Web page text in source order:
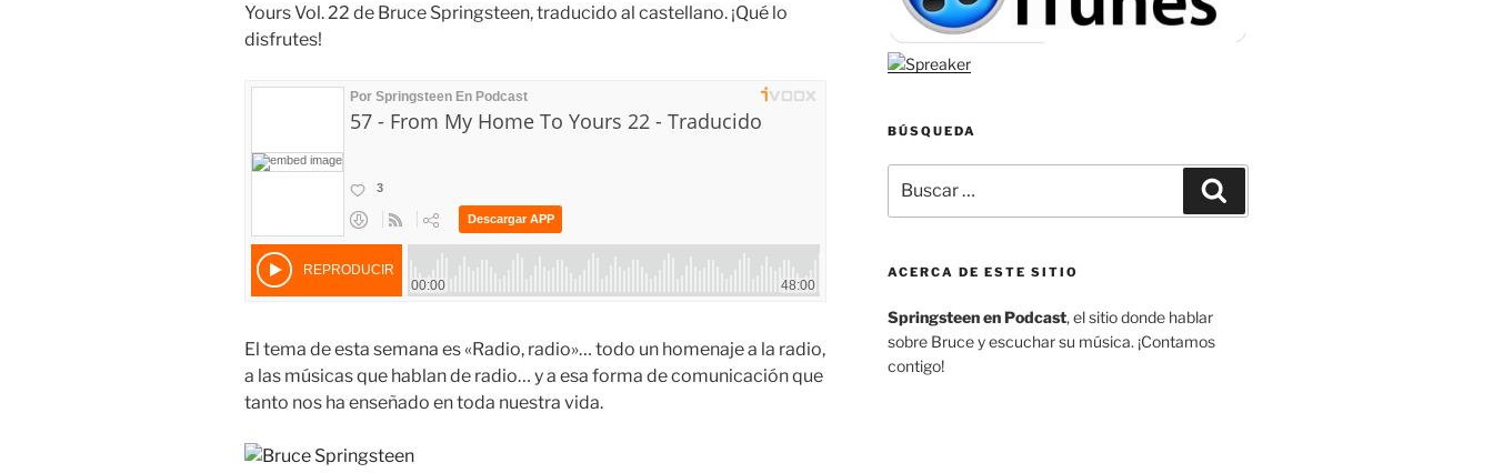
Yours Vol. 22 de Bruce Springsteen, traducido al castellano. ¡Qué lo
disfrutes!
El tema de esta semana es «Radio, radio»… todo un homenaje a la radio,
a las músicas que hablan de radio… y a esa forma de comunicación que
tanto nos ha enseñado en toda nuestra vida.
BÚSQUEDA
por:
ACERCA DE ESTE SITIO
Springsteen en Podcast, el sitio donde hablar
sobre Bruce y escuchar su música. ¡Contamos
contigo!